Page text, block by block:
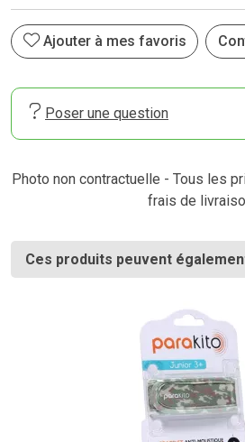
Ajouter à mes favoris
Poser une question
Photo non contractuelle - Tous les
frais de
Ces produits peuvent